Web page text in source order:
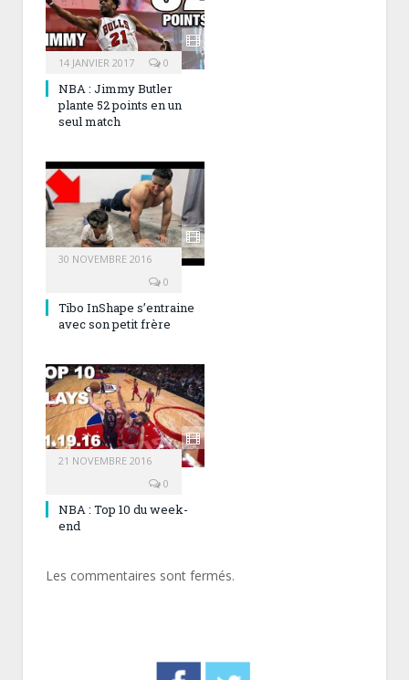
14 JANVIER 2017 0
NBA : Jimmy Butler
plante 52 points en un
seul match
30 NOVEMBRE 2016
0
Tibo InShape s’entraine
avec son petit frère
21 NOVEMBRE 2016
0
NBA : Top 10 du week-
end
Les commentaires sont fermés.